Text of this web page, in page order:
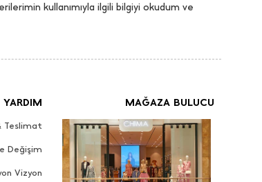
kullanımıyla ilgili bilgiyi okudum ve
YARDIM
Teslimat
Değişim
Vizyon
MAĞAZA BULUCU